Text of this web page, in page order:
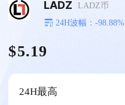
LADZ
LADZ币
24H波幅：-98.88%
$5.19
24H最高